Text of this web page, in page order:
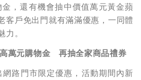
，還有機會抽中價值萬元黃金蘋
客戶免出門就有滿滿優惠，一同體
。
萬元購物金 再抽全家商品禮券
門市限定優惠，活動期間內新